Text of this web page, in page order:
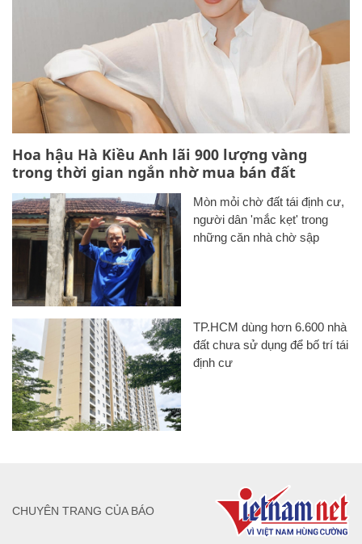
Hoa hậu Hà Kiều Anh lãi 900 lượng vàng
trong thời gian ngắn nhờ mua bán đất
Mòn mỏi chờ đất tái định cư,
người dân 'mắc kẹt' trong
những căn nhà chờ sập
TP.HCM dùng hơn 6.600 nhà
đất chưa sử dụng để bố trí tái
định cư
CHUYÊN TRANG CỦA BÁO